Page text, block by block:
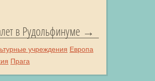
в Рудольфинуме
учреждения Европа
Прага